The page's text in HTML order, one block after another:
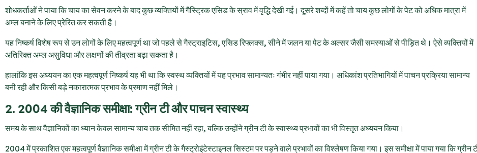
शोधकर्ताओं ने पाया कि चाय का सेवन करने के बाद कुछ व्यक्तियों में गैस्ट्रिक एसिड के स्राव में वृद्धि देखी गई। दूसरे शब्दों में कहें तो चाय कुछ लोगों के पेट को अधिक मात्रा में
अम्ल बनाने के लिए प्रेरित कर सकती है।
यह निष्कर्ष विशेष रूप से उन लोगों के लिए महत्वपूर्ण था जो पहले से गैस्ट्राइटिस, एसिड रिफ्लक्स, सीने में जलन या पेट के अल्सर जैसी समस्याओं से पीड़ित थे। ऐसे व्यक्तियों में
अतिरिक्त अम्ल असुविधा और लक्षणों की तीव्रता बढ़ा सकता है।
हालांकि इस अध्ययन का एक महत्वपूर्ण निष्कर्ष यह भी था कि स्वस्थ व्यक्तियों में यह प्रभाव सामान्यतः गंभीर नहीं पाया गया। अधिकांश प्रतिभागियों में पाचन प्रक्रिया सामान्य
बनी रही और किसी बड़े नकारात्मक प्रभाव के प्रमाण नहीं मिले।
2. 2004 की वैज्ञानिक समीक्षा: ग्रीन टी और पाचन स्वास्थ्य
समय के साथ वैज्ञानिकों का ध्यान केवल सामान्य चाय तक सीमित नहीं रहा, बल्कि उन्होंने ग्रीन टी के स्वास्थ्य प्रभावों का भी विस्तृत अध्ययन किया।
2004 में प्रकाशित एक महत्वपूर्ण वैज्ञानिक समीक्षा में ग्रीन टी के गैस्ट्रोइंटेस्टाइनल सिस्टम पर पड़ने वाले प्रभावों का विश्लेषण किया गया। इस समीक्षा में पाया गया कि ग्रीन